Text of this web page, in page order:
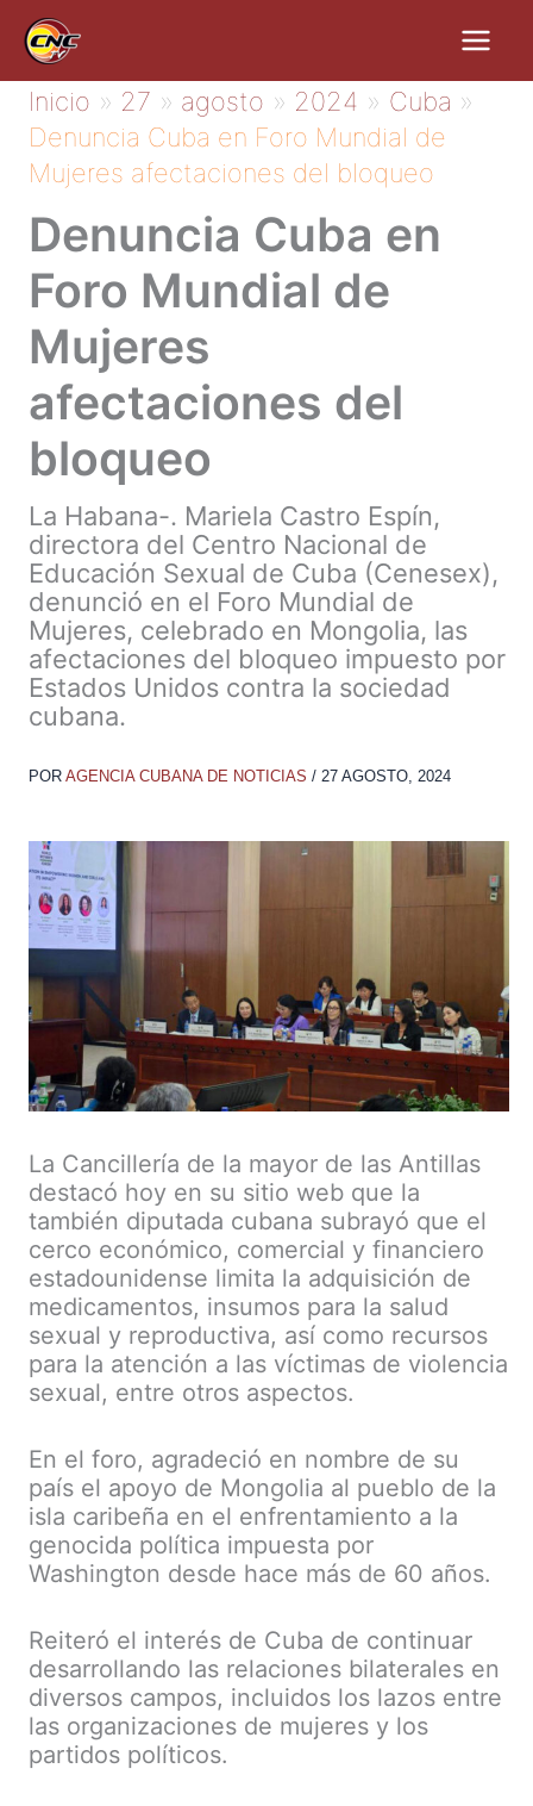
contenido
Inicio 27 agosto 2024
Cuba
Denuncia Cuba en Foro Mundial de
Mujeres afectaciones del bloqueo
Denuncia Cuba en
Foro Mundial de
Mujeres
afectaciones del
bloqueo
La Habana-. Mariela Castro Espín,
directora del Centro Nacional de
Educación Sexual de Cuba (Cenesex),
denunció en el Foro Mundial de
Mujeres, celebrado en Mongolia, las
afectaciones del bloqueo impuesto por
Estados Unidos contra la sociedad
cubana.
POR AGENCIA CUBANA DE NOTICIAS / 27 AGOSTO, 2024
La Cancillería de la mayor de las Antillas
destacó hoy en su sitio web que la
también diputada cubana subrayó que el
cerco económico, comercial y financiero
estadounidense limita la adquisición de
medicamentos, insumos para la salud
sexual y reproductiva, así como recursos
para la atención a las víctimas de violencia
sexual, entre otros aspectos.
En el foro, agradeció en nombre de su
país el apoyo de Mongolia al pueblo de la
isla caribeña en el enfrentamiento a la
genocida política impuesta por
Washington desde hace más de 60 años.
Reiteró el interés de Cuba de continuar
desarrollando las relaciones bilaterales en
diversos campos, incluidos los lazos entre
las organizaciones de mujeres y los
partidos políticos.